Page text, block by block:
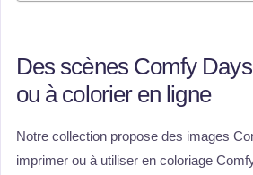
Des scènes Comfy
ou à colorier en ligne
Notre collection propose des images
imprimer ou à utiliser en coloriage